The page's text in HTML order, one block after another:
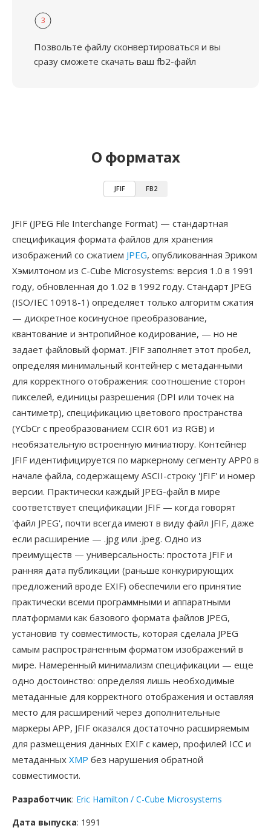
3
Позвольте файлу сконвертироваться и вы
сразу сможете скачать ваш fb2-файл
О форматах
JFIF FB2
JFIF (JPEG File Interchange Format) — стандартная
спецификация формата файлов для хранения
изображений со сжатием JPEG, опубликованная Эриком
Хэмилтоном из C-Cube Microsystems: версия 1.0 в 1991
году, обновленная до 1.02 в 1992 году. Стандарт JPEG
(ISO/IEC 10918-1) определяет только алгоритм сжатия
— дискретное косинусное преобразование,
квантование и энтропийное кодирование, — но не
задает файловый формат. JFIF заполняет этот пробел,
определяя минимальный контейнер с метаданными
для корректного отображения: соотношение сторон
пикселей, единицы разрешения (DPI или точек на
сантиметр), спецификацию цветового пространства
(YCbCr с преобразованием CCIR 601 из RGB) и
необязательную встроенную миниатюру. Контейнер
JFIF идентифицируется по маркерному сегменту APP0 в
начале файла, содержащему ASCII-строку 'JFIF' и номер
версии. Практически каждый JPEG-файл в мире
соответствует спецификации JFIF — когда говорят
'файл JPEG', почти всегда имеют в виду файл JFIF, даже
если расширение — .jpg или .jpeg. Одно из
преимуществ — универсальность: простота JFIF и
ранняя дата публикации (раньше конкурирующих
предложений вроде EXIF) обеспечили его принятие
практически всеми программными и аппаратными
платформами как базового формата файлов JPEG,
установив ту совместимость, которая сделала JPEG
самым распространенным форматом изображений в
мире. Намеренный минимализм спецификации — еще
одно достоинство: определяя лишь необходимые
метаданные для корректного отображения и оставляя
место для расширений через дополнительные
маркеры APP, JFIF оказался достаточно расширяемым
для размещения данных EXIF с камер, профилей ICC и
метаданных XMP без нарушения обратной
совместимости.
Разработчик: Eric Hamilton / C-Cube Microsystems
Дата выпуска: 1991